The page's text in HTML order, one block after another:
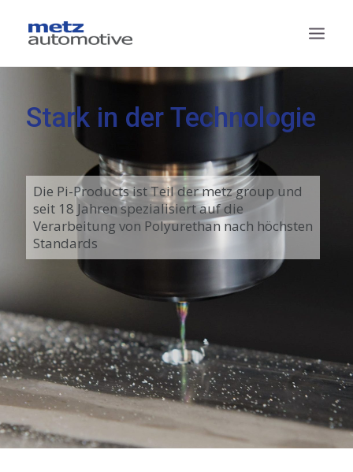
PRODUKTE
SUPPLY CHAIN MANAGEMENT
DAS SIND WIR
KONTAKT
Stark in der Technologie
Die Pi-Products ist Teil der metz group und
seit 18 Jahren spezialisiert auf die
Verarbeitung von Polyurethan nach höchsten
Standards